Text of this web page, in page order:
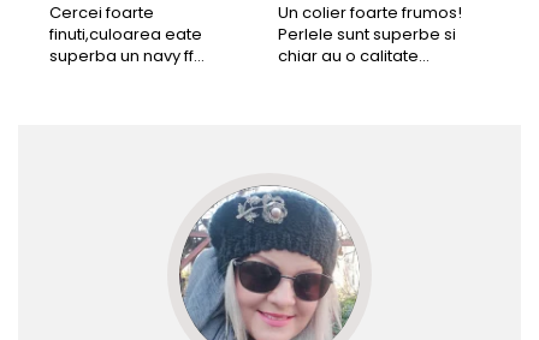
Cercei foarte
finuti,culoarea eate
superba un navy ff
Un colier foarte frumos!
Perlele sunt superbe si
chiar au o calitate